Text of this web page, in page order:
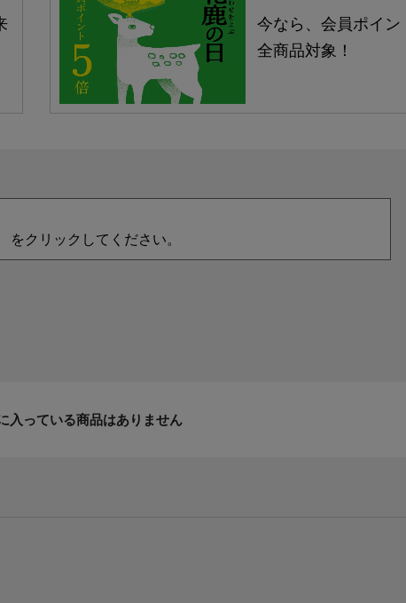
今なら、会員ポイン
全商品対象！
をクリックしてください。
入っている商品はありません